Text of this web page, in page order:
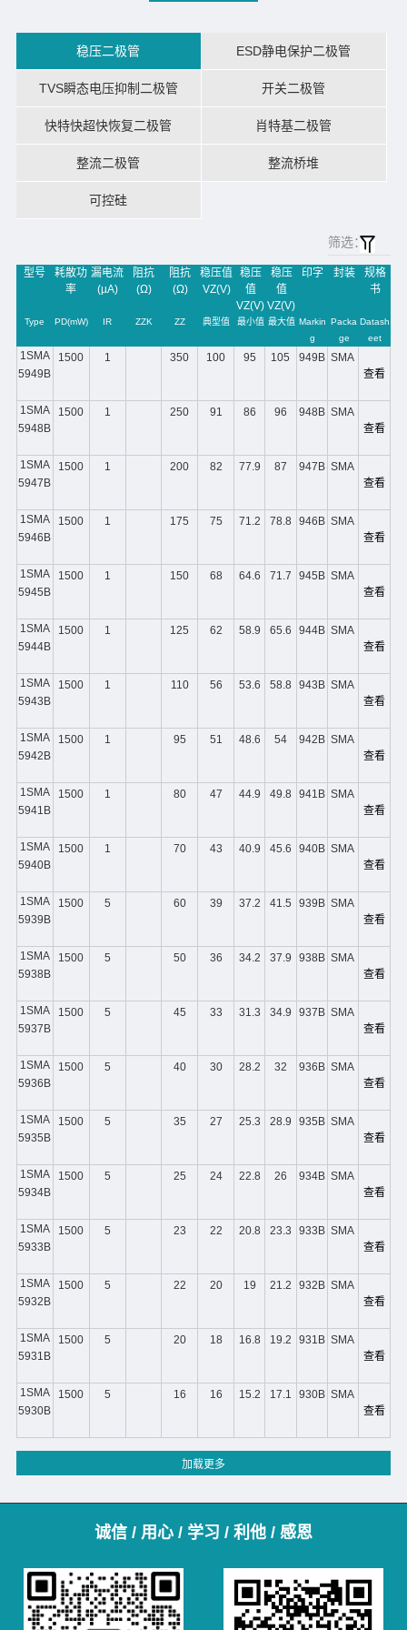
稳压二极管 ESD静电保护二极管
TVS瞬态电压抑制二极管 开关二极管
快特快超快恢复二极管 肖特基二极管
整流二极管 整流桥堆
可控硅
筛选：
型号
耗散功
率
漏电流
(µA)
阻抗
(Ω)
阻抗
(Ω)
稳压值
VZ(V)
稳压
值
VZ(V)
稳压
值
VZ(V)
印字 封装
规格
书
Type PD(mW) IR ZZK ZZ 典型值 最小值 最大值 Markin
g
Packa
ge
Datash
eet
1SMA
5949B
1500 1 350 100 95 105 949B SMA
查看
1SMA
5948B
1500 1 250 91 86 96 948B SMA
查看
1SMA
5947B
1500 1 200 82 77.9 87 947B SMA
查看
1SMA
5946B
1500 1 175 75 71.2 78.8 946B SMA
查看
1SMA
5945B
1500 1 150 68 64.6 71.7 945B SMA
查看
1SMA
5944B
1500 1 125 62 58.9 65.6 944B SMA
查看
1SMA
5943B
1500 1 110 56 53.6 58.8 943B SMA
查看
1SMA
5942B
1500 1 95 51 48.6 54 942B SMA
查看
1SMA
5941B
1500 1 80 47 44.9 49.8 941B SMA
查看
1SMA
5940B
1500 1 70 43 40.9 45.6 940B SMA
查看
1SMA
5939B
1500 5 60 39 37.2 41.5 939B SMA
查看
1SMA
5938B
1500 5 50 36 34.2 37.9 938B SMA
查看
1SMA
5937B
1500 5 45 33 31.3 34.9 937B SMA
查看
1SMA
5936B
1500 5 40 30 28.2 32 936B SMA
查看
1SMA
5935B
1500 5 35 27 25.3 28.9 935B SMA
查看
1SMA
5934B
1500 5 25 24 22.8 26 934B SMA
查看
1SMA
5933B
1500 5 23 22 20.8 23.3 933B SMA
查看
1SMA
5932B
1500 5 22 20 19 21.2 932B SMA
查看
1SMA
5931B
1500 5 20 18 16.8 19.2 931B SMA
查看
1SMA
5930B
1500 5 16 16 15.2 17.1 930B SMA
查看
诚信 / 用心 / 学习 / 利他 / 感恩